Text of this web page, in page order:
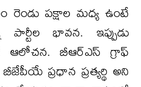
పక్షాల మధ్య ఉంటే
భావన. ఇప్పుడు
ఆలోచన. బీఆర్ఎస్ గ్రాఫ్
ప్రధాన ప్రత్యర్థి అని